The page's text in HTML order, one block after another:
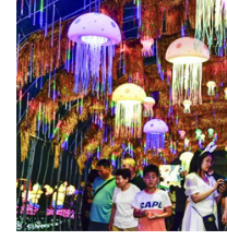
榜样人物
身边好人
文明评论
北京宣传文化引导基金
宣传思想文化人才